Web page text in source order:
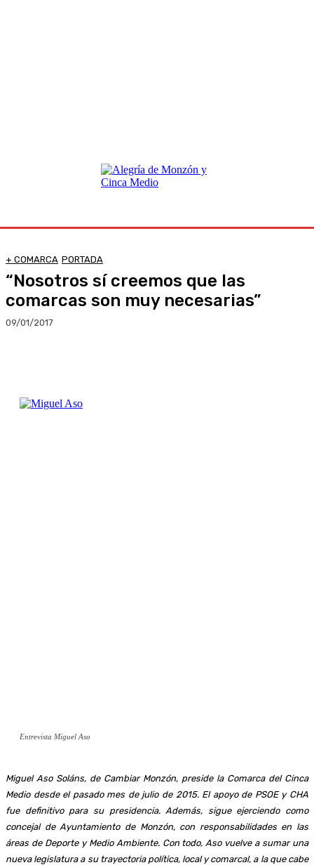
+ COMARCA PORTADA
“Nosotros sí creemos que las
comarcas son muy necesarias”
09/01/2017
Entrevista Miguel Aso
Miguel Aso Soláns, de Cambiar Monzón, preside la Comarca del Cinca
Medio desde el pasado mes de julio de 2015. El apoyo de PSOE y CHA
fue definitivo para su presidencia. Además, sigue ejerciendo como
concejal de Ayuntamiento de Monzón, con responsabilidades en las
áreas de Deporte y Medio Ambiente. Con todo, Aso vuelve a sumar una
nueva legislatura a su trayectoria política, local y comarcal, a la que cabe